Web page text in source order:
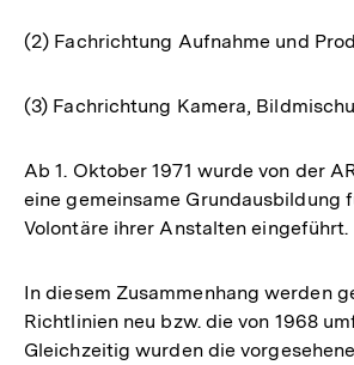
(2) Fachrichtung Aufnahme und
(3) Fachrichtung Kamera,
Ab 1. Oktober 1971 wurde von der
eine gemeinsame Grundausbildung
Volontäre ihrer Anstalten eingeführt.
In diesem Zusammenhang werden
Richtlinien neu bzw. die von 1968
Gleichzeitig wurden die